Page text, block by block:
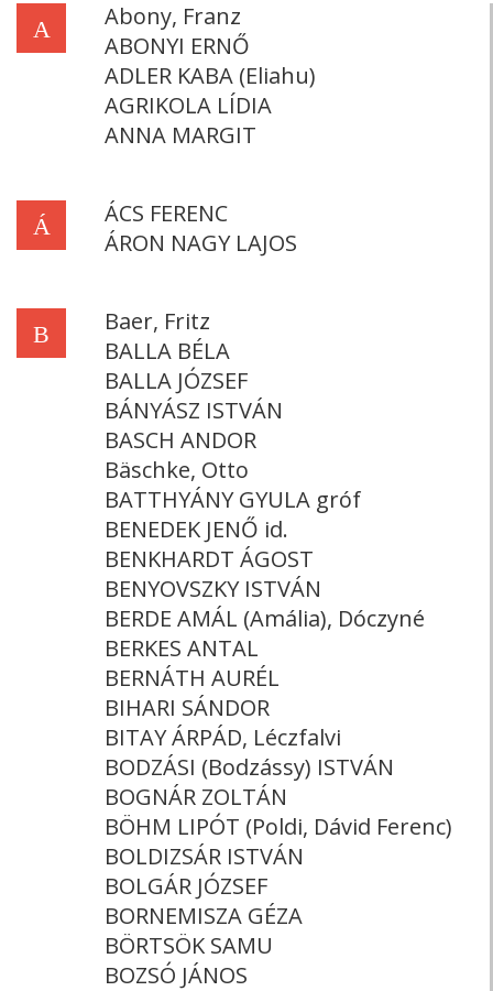
A
Abony, Franz
ABONYI ERNŐ
ADLER KABA (Eliahu)
AGRIKOLA LÍDIA
ANNA MARGIT
Á
ÁCS FERENC
ÁRON NAGY LAJOS
B
Baer, Fritz
BALLA BÉLA
BALLA JÓZSEF
BÁNYÁSZ ISTVÁN
BASCH ANDOR
Bäschke, Otto
BATTHYÁNY GYULA gróf
BENEDEK JENŐ id.
BENKHARDT ÁGOST
BENYOVSZKY ISTVÁN
BERDE AMÁL (Amália), Dóczyné
BERKES ANTAL
BERNÁTH AURÉL
BIHARI SÁNDOR
BITAY ÁRPÁD, Léczfalvi
BODZÁSI (Bodzássy) ISTVÁN
BOGNÁR ZOLTÁN
BÖHM LIPÓT (Poldi, Dávid Ferenc)
BOLDIZSÁR ISTVÁN
BOLGÁR JÓZSEF
BORNEMISZA GÉZA
BÖRTSÖK SAMU
BOZSÓ JÁNOS